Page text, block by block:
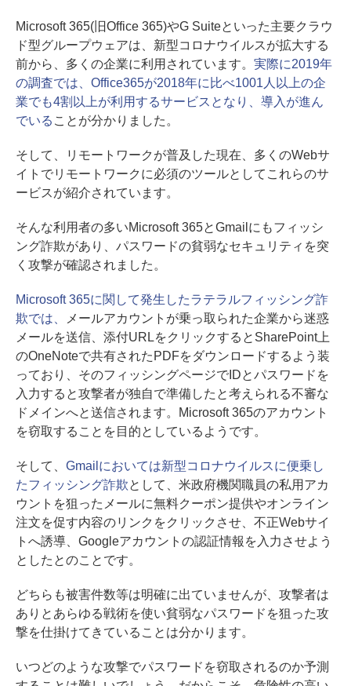
Microsoft 365(旧Office 365)やG Suiteといった主要クラウ
ド型グループウェアは、新型コロナウイルスが拡大する
前から、多くの企業に利用されています。 実際に2019年
の調査では、Office365が2018年に比べ1001人以上の企
業でも4割以上が利用するサービスとなり、導入が進ん
でいる ことが分かりました。
そして、リモートワークが普及した現在、多くのWebサ
イトでリモートワークに必須のツールとしてこれらのサ
ービスが紹介されています。
そんな利用者の多いMicrosoft 365とGmailにもフィッシ
ング詐欺があり、パスワードの貧弱なセキュリティを突
く攻撃が確認されました。
Microsoft 365に関して発生したラテラルフィッシング詐
欺では、
メールアカウントが乗っ取られた企業から迷惑
メールを送信、添付URLをクリックするとSharePoint上
のOneNoteで共有されたPDFをダウンロードするよう装
っており、そのフィッシングページでIDとパスワードを
入力すると攻撃者が独自で準備したと考えられる不審な
ドメインへと送信されます。Microsoft 365のアカウント
を窃取することを目的としているようです。
そして、 Gmailにおいては新型コロナウイルスに便乗し
たフィッシング詐欺として、米政府機関職員の私用アカ
ウントを狙ったメールに無料クーポン提供やオンライン
注文を促す内容のリンクをクリックさせ、不正Webサイ
トへ誘導、Googleアカウントの認証情報を入力させよう
としたとのことです。
どちらも被害件数等は明確に出ていませんが、攻撃者は
ありとあらゆる戦術を使い貧弱なパスワードを狙った攻
撃を仕掛けてきていることは分かります。
いつどのような攻撃でパスワードを窃取されるのか予測